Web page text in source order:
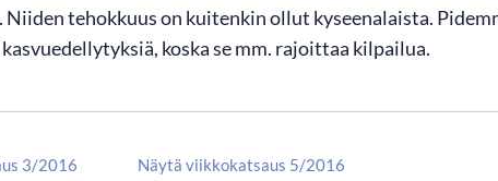
tehokkuus on kuitenkin ollut kyseenalaista.
koska se mm. rajoittaa kilpailua.
3/2016 Näytä viikkokatsaus 5/2016